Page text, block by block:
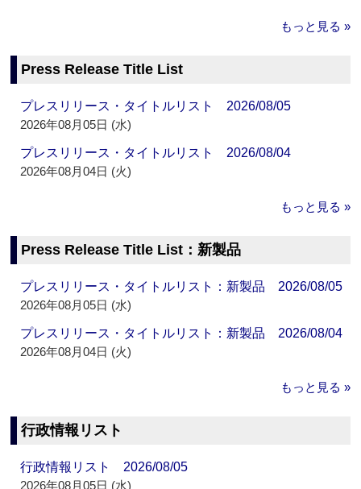
もっと見る »
Press Release Title List
プレスリリース・タイトルリスト 2026/08/05
2026年08月05日 (水)
プレスリリース・タイトルリスト 2026/08/04
2026年08月04日 (火)
もっと見る »
Press Release Title List：新製品
プレスリリース・タイトルリスト：新製品 2026/08/05
2026年08月05日 (水)
プレスリリース・タイトルリスト：新製品 2026/08/04
2026年08月04日 (火)
もっと見る »
行政情報リスト
行政情報リスト 2026/08/05
2026年08月05日 (水)